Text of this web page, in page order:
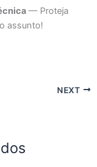
— Proteja
assunto!
NEXT